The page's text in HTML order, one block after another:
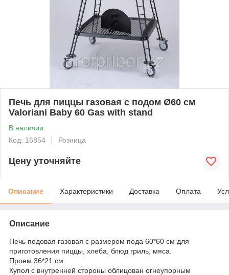
Печь для пиццы газовая с подом Ø60 см
Valoriani Baby 60 Gas with stand
В наличии
Код: 16854
Розница
Цену уточняйте
Описание Характеристики Доставка Оплата
Описание
Печь подовая газовая с размером пода 60*60 см для
приготовления пиццы, хлеба, блюд гриль, мяса.
Проем 36*21 см.
Купол с внутренней стороны облицован огнеупорным